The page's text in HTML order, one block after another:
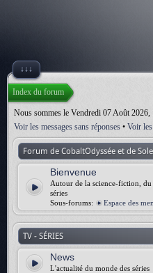
↓↓↓
Index du forum
Nous sommes le Vendredi 07 Août 2026,
Voir les messages sans réponses • Voir
Forum de CobaltOdyssée et de
Bienvenue
Autour de la science-fiction,
séries
Sous-forums:
Espace des
TV - SÉRIES
News
L'actualité du monde des séries